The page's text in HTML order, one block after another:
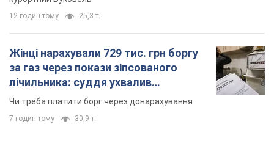
12 годин тому 25,3 т.
Жінці нарахували 729 тис. грн боргу
за газ через покази зіпсованого
лічильника: суддя ухвалив
неочікуване рішення
Чи треба платити борг через донарахування
7 годин тому 30,9 т.